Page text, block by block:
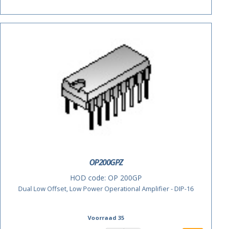
OP200GPZ
HOD code: OP 200GP
Dual Low Offset, Low Power Operational Amplifier - DIP-16
Voorraad 35